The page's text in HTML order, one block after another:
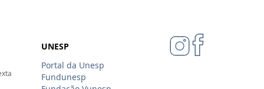
UNESP
Portal da Unesp
Fundunesp